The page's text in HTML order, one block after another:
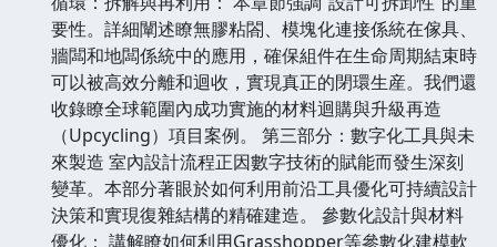
要性。詳細闡述瞭無膠粘閤、模塊化連接係統在傢具、
牆闆和地闆係統中的應用，確保組件在生命周期結束時
可以被高效分離和迴收，實現真正的閉環生産。我們還
收錄瞭全球範圍內成功實施的材料迴購與升級再造
（Upcycling）項目案例。 第三部分：數字化工具與未
來製造 室內設計流程正因數字技術的賦能而發生深刻
變革。本部分著眼於如何利用前沿工具優化可持續設計
決策和實現復雜結構的精確建造。 參數化設計與材料
優化： 講解瞭如何利用Grasshopper等參數化建模軟